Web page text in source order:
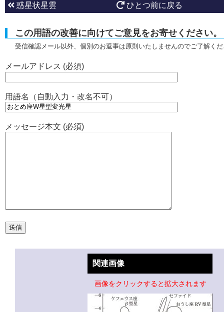
惑星状星雲 ひとつ前に戻る
この用語の改善に向けてご意見をお寄せください。
受信確認メール以外、個別のお返事は原則いたしませんのでご了解く
メールアドレス (必須)
用語名（自動入力・改名不可）
メッセージ本文 (必須)
関連画像
画像をクリックすると拡大されます